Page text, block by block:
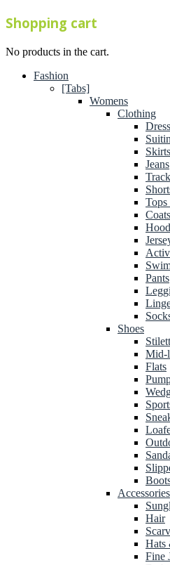
Shopping cart
No products in the cart.
Fashion
[Tabs]
Womens
Clothing
Skirts
Jeans
Tops
Pants
Shoes
Mid-
Flats
Accessories
Hair
Hats
Fine